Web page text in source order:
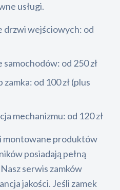
usługi.
wejściowych: od
od 250 zł
od 100 zł (plus
mechanizmu: od 120 zł
montowane produktów
posiadają pełną
serwis zamków
jakości. Jeśli zamek